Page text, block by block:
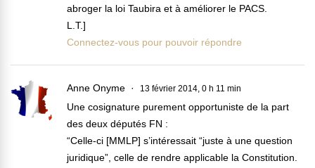
abroger la loi Taubira et à améliorer le PACS.
L.T.]
Connectez-vous pour pouvoir répondre
Anne Onyme 13 février 2014, 0 h 11 min
Une cosignature purement opportuniste de la part
des deux députés FN :
“Celle-ci [MMLP] s’intéressait “juste à une question
juridique”, celle de rendre applicable la Constitution.